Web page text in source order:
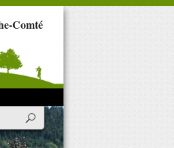
Comté